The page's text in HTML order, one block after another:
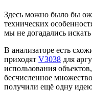
Здесь можно было бы
технических
мы не догадались
В анализаторе есть
приходят V3038 для
использования
бесчисленное
получили ещё одну идею